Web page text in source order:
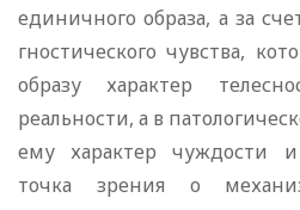
единичного образа, а за
гностического чувства,
образу характер
реальности, а в
ему характер чуждости
точка зрения о